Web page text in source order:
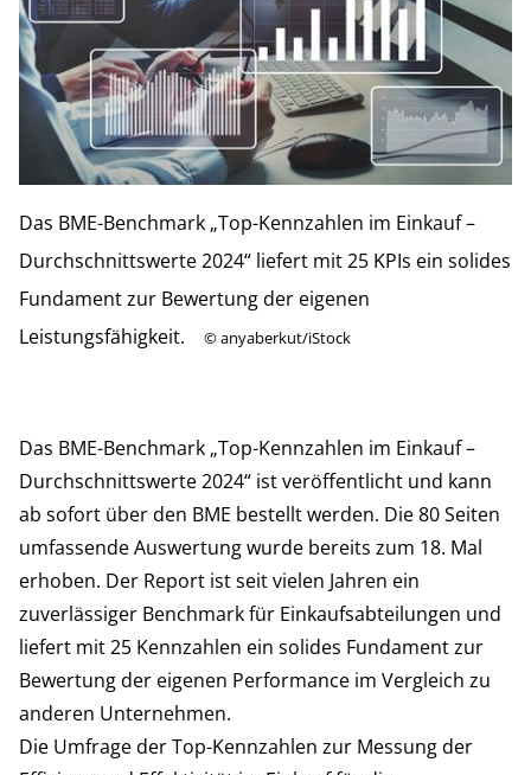
Das BME-Benchmark „Top-Kennzahlen im Einkauf –
Durchschnittswerte 2024“ liefert mit 25 KPIs ein solides
Fundament zur Bewertung der eigenen
Leistungsfähigkeit.
©anyaberkut/iStock
Das BME-Benchmark „Top-Kennzahlen im Einkauf –
Durchschnittswerte 2024“ ist veröffentlicht und kann
ab sofort über den BME bestellt werden. Die 80 Seiten
umfassende Auswertung wurde bereits zum 18. Mal
erhoben. Der Report ist seit vielen Jahren ein
zuverlässiger Benchmark für Einkaufsabteilungen und
liefert mit 25 Kennzahlen ein solides Fundament zur
Bewertung der eigenen Performance im Vergleich zu
anderen Unternehmen.
Die Umfrage der Top-Kennzahlen zur Messung der